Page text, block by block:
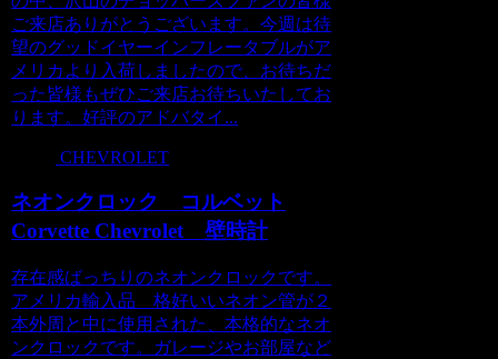
ご来店ありがとうございます。今週は待
望のグッドイヤーインフレータブルがア
メリカより入荷しましたので、お待ちだ
った皆様もぜひご来店お待ちいたしてお
ります。好評のアドバタイ...
CHEVROLET
ネオンクロック コルベット
Corvette Chevrolet 壁時計
存在感ばっちりのネオンクロックです。
アメリカ輸入品 格好いいネオン管が２
本外周と中に使用された、本格的なネオ
ンクロックです。ガレージやお部屋など